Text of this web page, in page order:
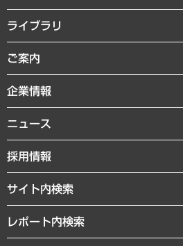
経営戦略
組織・人事戦略
デジタルイノベーション
共生・ダイバーシティ
GRC（ガバナンス・リスク・コンプライアン
経済・産業・雇用・労働
まちづくり・観光・交通・スポーツ・スマート
自然資源・農林水産業・食料システム
ライブラリ
経済調査
レポート
コラム
経営用語集
受託・受注実績（官公庁関連）
メディア掲載・出演
ご案内
セミナー・イベント情報
MUFGビジネスセミナー
受託案件情報
企業情報
私たちの想い
社長メッセージ
会社概要
沿革
組織図・本部部室紹介
ニュース
ニュースリリース
お知らせ
採用情報
サイト内検索
レポート内検索